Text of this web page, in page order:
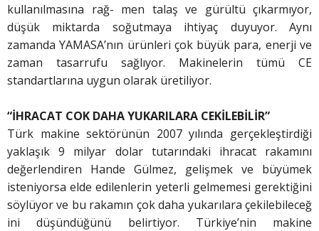
kullanılmasına rağ- men talaş ve gürültü çıkarmıyor,
düşük miktarda soğutmaya ihtiyaç duyuyor. Aynı
zamanda YAMASA’nın ürünleri çok büyük para, enerji ve
zaman tasarrufu sağlıyor. Makinelerin tümü CE
standartlarına uygun olarak üretiliyor.
“İHRACAT COK DAHA YUKARILARA CEKİLEBİLİR”
Türk makine sektörünün 2007 yılında gerçekleştirdiği
yaklaşık 9 milyar dolar tutarındaki ihracat rakamını
değerlendiren Hande Gülmez, gelişmek ve büyümek
isteniyorsa elde edilenlerin yeterli gelmemesi gerektiğini
söylüyor ve bu rakamın çok daha yukarılara çekilebileceğ
ini düşündüğünü belirtiyor. Türkiye’nin makine